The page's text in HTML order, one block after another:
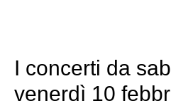
I concerti da
venerdì 10